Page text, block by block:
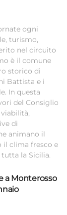
ogni
turismo,
nel circuito
è il comune
storico di
Battista e i
In questa
del Consiglio
di
animano il
il clima fresco e
la Sicilia.
a Monterosso